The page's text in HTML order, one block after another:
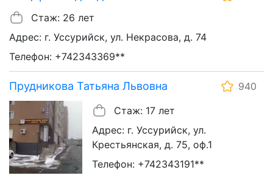
Стаж: 26 лет
Адрес: г. Уссурийск, ул. Некрасова, д. 74
Телефон: +742343369**
Прудникова Татьяна Львовна
940
Стаж: 17 лет
Адрес: г. Уссурийск, ул.
Крестьянская, д. 75, оф.1
Телефон: +742343191**